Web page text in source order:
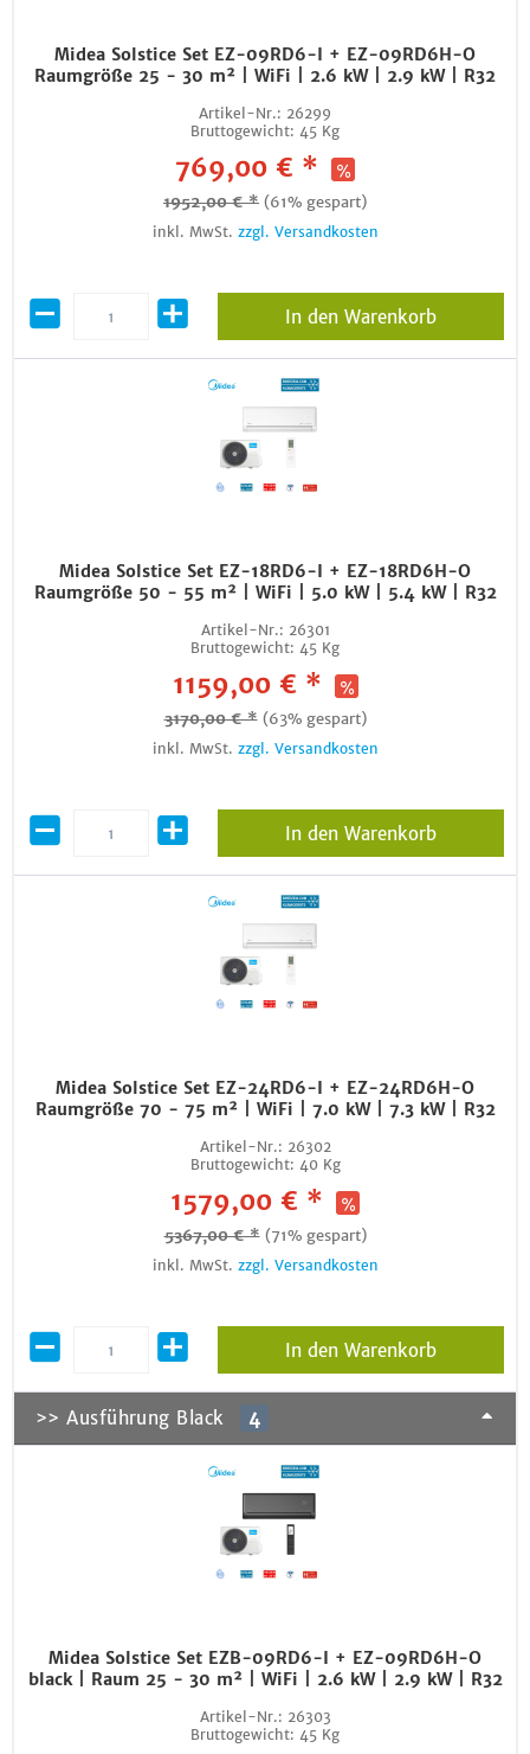
Midea Solstice Set EZ-09RD6-I + EZ-09RD6H-O
Raumgröße 25 - 30 m² | WiFi | 2.6 kW | 2.9 kW | R32
Artikel-Nr.: 26299
Bruttogewicht: 45 Kg
769,00 € *
1952,00 € * (61% gespart)
inkl. MwSt. zzgl. Versandkosten
In den Warenkorb
Midea Solstice Set EZ-18RD6-I + EZ-18RD6H-O
Raumgröße 50 - 55 m² | WiFi | 5.0 kW | 5.4 kW | R32
Artikel-Nr.: 26301
Bruttogewicht: 45 Kg
1159,00 € *
3170,00 € * (63% gespart)
inkl. MwSt. zzgl. Versandkosten
In den Warenkorb
Midea Solstice Set EZ-24RD6-I + EZ-24RD6H-O
Raumgröße 70 - 75 m² | WiFi | 7.0 kW | 7.3 kW | R32
Artikel-Nr.: 26302
Bruttogewicht: 40 Kg
1579,00 € *
5367,00 € * (71% gespart)
inkl. MwSt. zzgl. Versandkosten
In den Warenkorb
>> Ausführung Black 4
Midea Solstice Set EZB-09RD6-I + EZ-09RD6H-O
black | Raum 25 - 30 m² | WiFi | 2.6 kW | 2.9 kW | R32
Artikel-Nr.: 26303
Bruttogewicht: 45 Kg